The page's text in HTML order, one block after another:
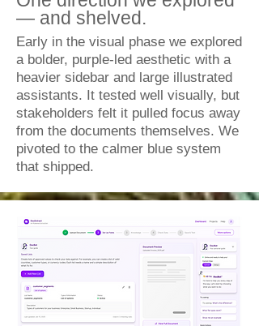
04b · Explored direction
One direction we explored
— and shelved.
Early in the visual phase we explored
a bolder, purple-led aesthetic with a
heavier sidebar and large illustrated
assistants. It tested well visually, but
stakeholders felt it pulled focus away
from the documents themselves. We
that shipped.